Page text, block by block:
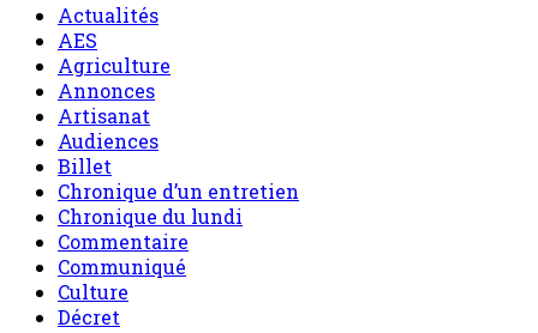
Actualités
AES
Agriculture
Annonces
Artisanat
Audiences
Billet
Chronique d’un entretien
Chronique du lundi
Commentaire
Communiqué
Culture
Décret